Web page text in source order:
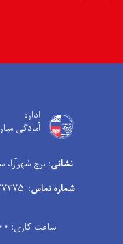
اداره
آمادگی
نشانی: برج
شماره تماس: ۰۲۰۲۵۲۷۳۷۵
ساعت کاری: ۰۸:۰۰ صبح الی ۰۴:۰۰ بعد از ظهر